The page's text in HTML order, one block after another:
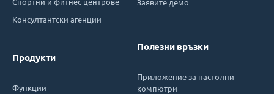
Консултантски агенции
Продукти
Функции
Заявите демо
Полезни връзки
Приложение за настолни
компютри